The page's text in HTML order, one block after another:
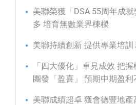
美聯榮獲「DSA 55周年成
多 培育無數業界棟樑
美聯持續創新 提供專業培
「四大優化」卓見成效 把
團發「盈喜」 預期中期盈
美聯成績超卓 獲會德豐地